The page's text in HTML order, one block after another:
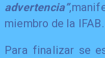
advertencia”
miembro de la IFAB.
Para finalizar se